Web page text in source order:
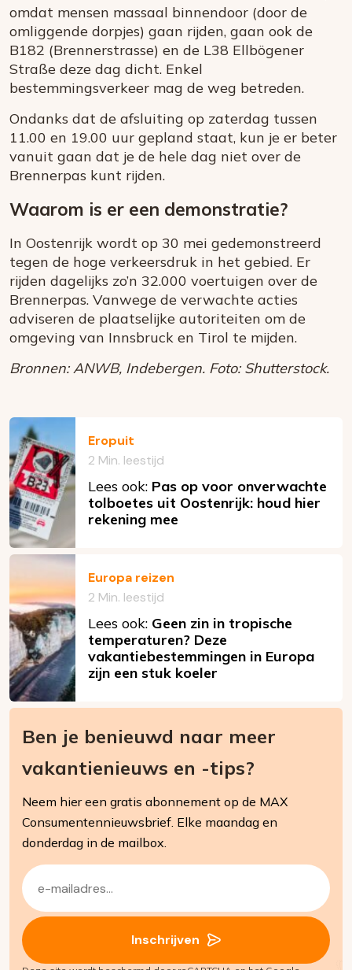
omdat mensen massaal binnendoor (door de
omliggende dorpjes) gaan rijden, gaan ook de
B182 (Brennerstrasse) en de L38 Ellbögener
Straße deze dag dicht. Enkel
bestemmingsverkeer mag de weg betreden.
Ondanks dat de afsluiting op zaterdag tussen
11.00 en 19.00 uur gepland staat, kun je er beter
vanuit gaan dat je de hele dag niet over de
Brennerpas kunt rijden.
Waarom is er een demonstratie?
In Oostenrijk wordt op 30 mei gedemonstreerd
tegen de hoge verkeersdruk in het gebied. Er
rijden dagelijks zo’n 32.000 voertuigen over de
Brennerpas. Vanwege de verwachte acties
adviseren de plaatselijke autoriteiten om de
omgeving van Innsbruck en Tirol te mijden.
Bronnen: ANWB, Indebergen. Foto: Shutterstock.
Eropuit
2 Min. leestijd
Lees ook: Pas op voor onverwachte
tolboetes uit Oostenrijk: houd hier
rekening mee
Europa reizen
2 Min. leestijd
Lees ook: Geen zin in tropische
temperaturen? Deze
vakantiebestemmingen in Europa
zijn een stuk koeler
Ben je benieuwd naar meer
vakantienieuws en -tips?
Neem hier een gratis abonnement op de MAX
Consumentennieuwsbrief. Elke maandag en
donderdag in de mailbox.
E-
mailadres
(Vereist)
Inschrijven